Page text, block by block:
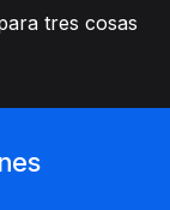
tres cosas